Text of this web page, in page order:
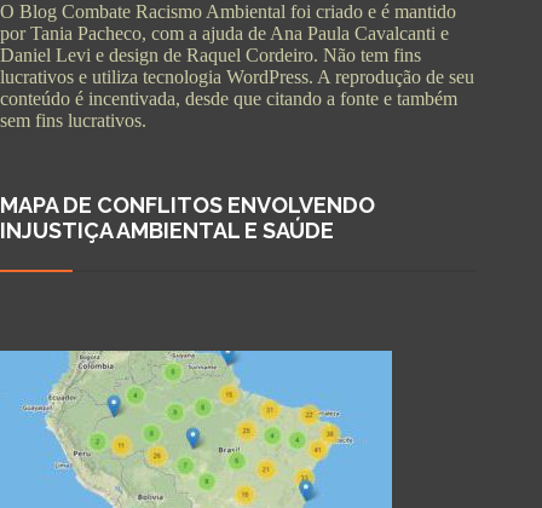
O Blog Combate Racismo Ambiental foi criado e é mantido
por Tania Pacheco, com a ajuda de Ana Paula Cavalcanti e
Daniel Levi e design de Raquel Cordeiro. Não tem fins
lucrativos e utiliza tecnologia WordPress. A reprodução de seu
conteúdo é incentivada, desde que citando a fonte e também
sem fins lucrativos.
MAPA DE CONFLITOS ENVOLVENDO
INJUSTIÇA AMBIENTAL E SAÚDE